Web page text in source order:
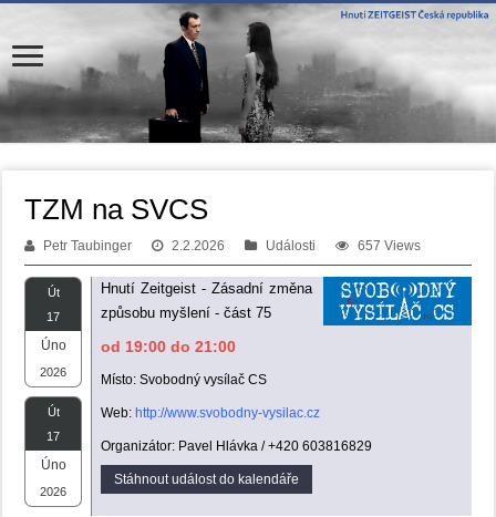
TZM na SVCS
Petr Taubinger 2.2.2026 Události 657 Views
Út
17
Úno
2026
Út
17
Úno
2026
Hnutí Zeitgeist - Zásadní změna
způsobu myšlení - část 75
od 19:00 do 21:00
Místo: Svobodný vysílač CS
Web: http://www.svobodny-vysilac.cz
Organizátor: Pavel Hlávka / +420 603816829
Stáhnout událost do kalendáře